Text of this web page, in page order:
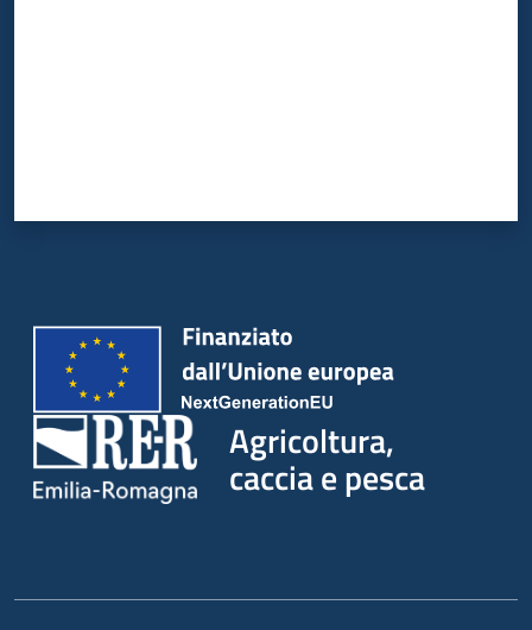
Agricoltura,
caccia e pesca